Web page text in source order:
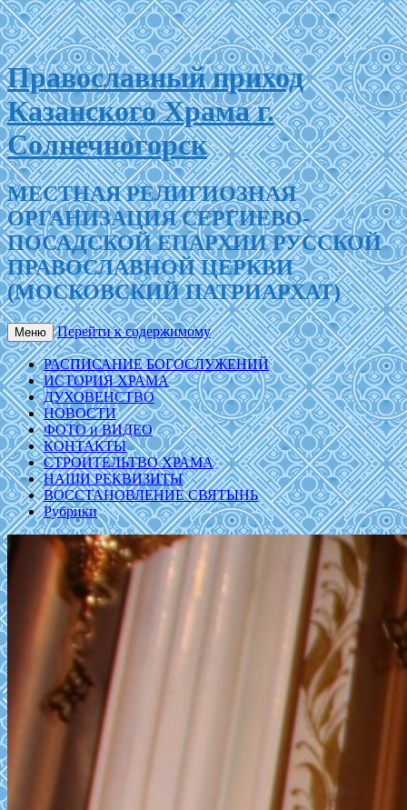
Православный приход
Казанского Храма г.
Солнечногорск
МЕСТНАЯ РЕЛИГИОЗНАЯ
ОРГАНИЗАЦИЯ СЕРГИЕВО-
ПОСАДСКОЙ ЕПАРХИИ РУССКОЙ
ПРАВОСЛАВНОЙ ЦЕРКВИ
(МОСКОВСКИЙ ПАТРИАРХАТ)
Меню Перейти к содержимому
РАСПИСАНИЕ БОГОСЛУЖЕНИЙ
ИСТОРИЯ ХРАМА
ДУХОВЕНСТВО
НОВОСТИ
ФОТО и ВИДЕО
КОНТАКТЫ
СТРОИТЕЛЬТВО ХРАМА
НАШИ РЕКВИЗИТЫ
ВОССТАНОВЛЕНИЕ СВЯТЫНЬ
Рубрики